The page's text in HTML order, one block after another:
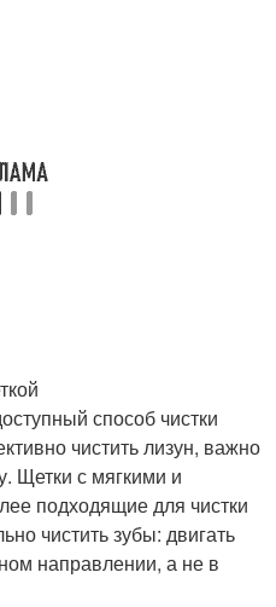
способ чистки
чистить лизун, важно
Щетки с мягкими и
подходящие для чистки
чистить зубы: двигать
направлении, а не в